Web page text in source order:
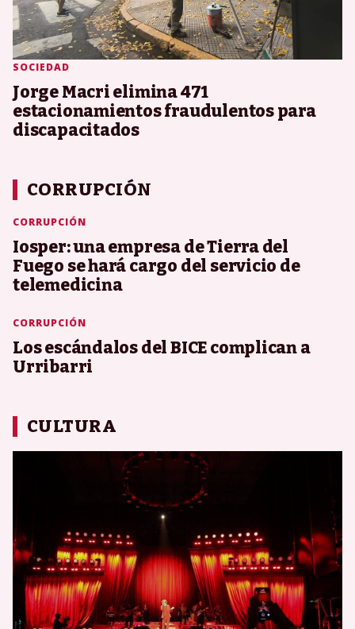
SOCIEDAD
Jorge Macri elimina 471
estacionamientos fraudulentos para
discapacitados
CORRUPCIÓN
CORRUPCIÓN
Iosper: una empresa de Tierra del
Fuego se hará cargo del servicio de
telemedicina
CORRUPCIÓN
Los escándalos del BICE complican a
Urribarri
CULTURA